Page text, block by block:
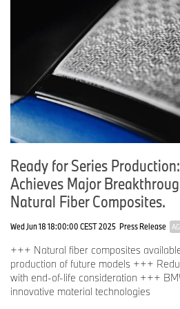
Ready for Series
Achieves Major
Natural Fiber Composites.
Wed Jun 18 18:00:00 CEST 2025 Press Release
+++ Natural fiber composites
production of future models +++
with end-of-life consideration +++
innovative material technologies